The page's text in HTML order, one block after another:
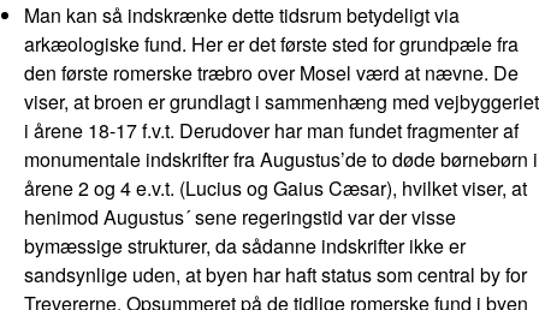
Man kan så indskrænke dette tidsrum betydeligt via
arkæologiske fund. Her er det første sted for grundpæle fra
den første romerske træbro over Mosel værd at nævne. De
viser, at broen er grundlagt i sammenhæng med vejbyggeriet
i årene 18-17 f.v.t. Derudover har man fundet fragmenter af
monumentale indskrifter fra Augustus’de to døde børnebørn i
årene 2 og 4 e.v.t. (Lucius og Gaius Cæsar), hvilket viser, at
henimod Augustus´ sene regeringstid var der visse
bymæssige strukturer, da sådanne indskrifter ikke er
sandsynlige uden, at byen har haft status som central by for
Trevererne. Opsummeret på de tidlige romerske fund i byen